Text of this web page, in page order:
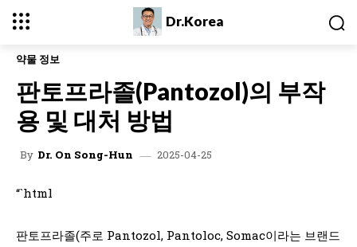
Dr.Korea
약물 정보
판토프라졸(Pantozol)의 부작
용 및 대처 방법
By Dr. On Song-Hun 2025-04-25
“`html
판토프라졸(주로 Pantozol, Pantoloc, Somac이라는 브랜드